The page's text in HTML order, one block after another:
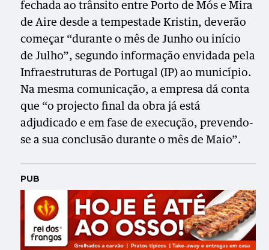
fechada ao trânsito entre Porto de Mós e Mira
de Aire desde a tempestade Kristin, deverão
começar “durante o mês de Junho ou início
de Julho”, segundo informação envidada pela
Infraestruturas de Portugal (IP) ao município.
Na mesma comunicação, a empresa dá conta
que “o projecto final da obra já está
adjudicado e em fase de execução, prevendo-
se a sua conclusão durante o mês de Maio”.
PUB